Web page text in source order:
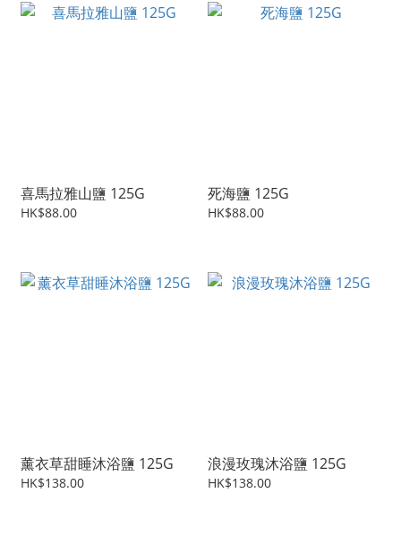
喜馬拉雅山鹽 125G
HK$88.00
死海鹽 125G
HK$88.00
薰衣草甜睡沐浴鹽 125G
HK$138.00
浪漫玫瑰沐浴鹽 125G
HK$138.00